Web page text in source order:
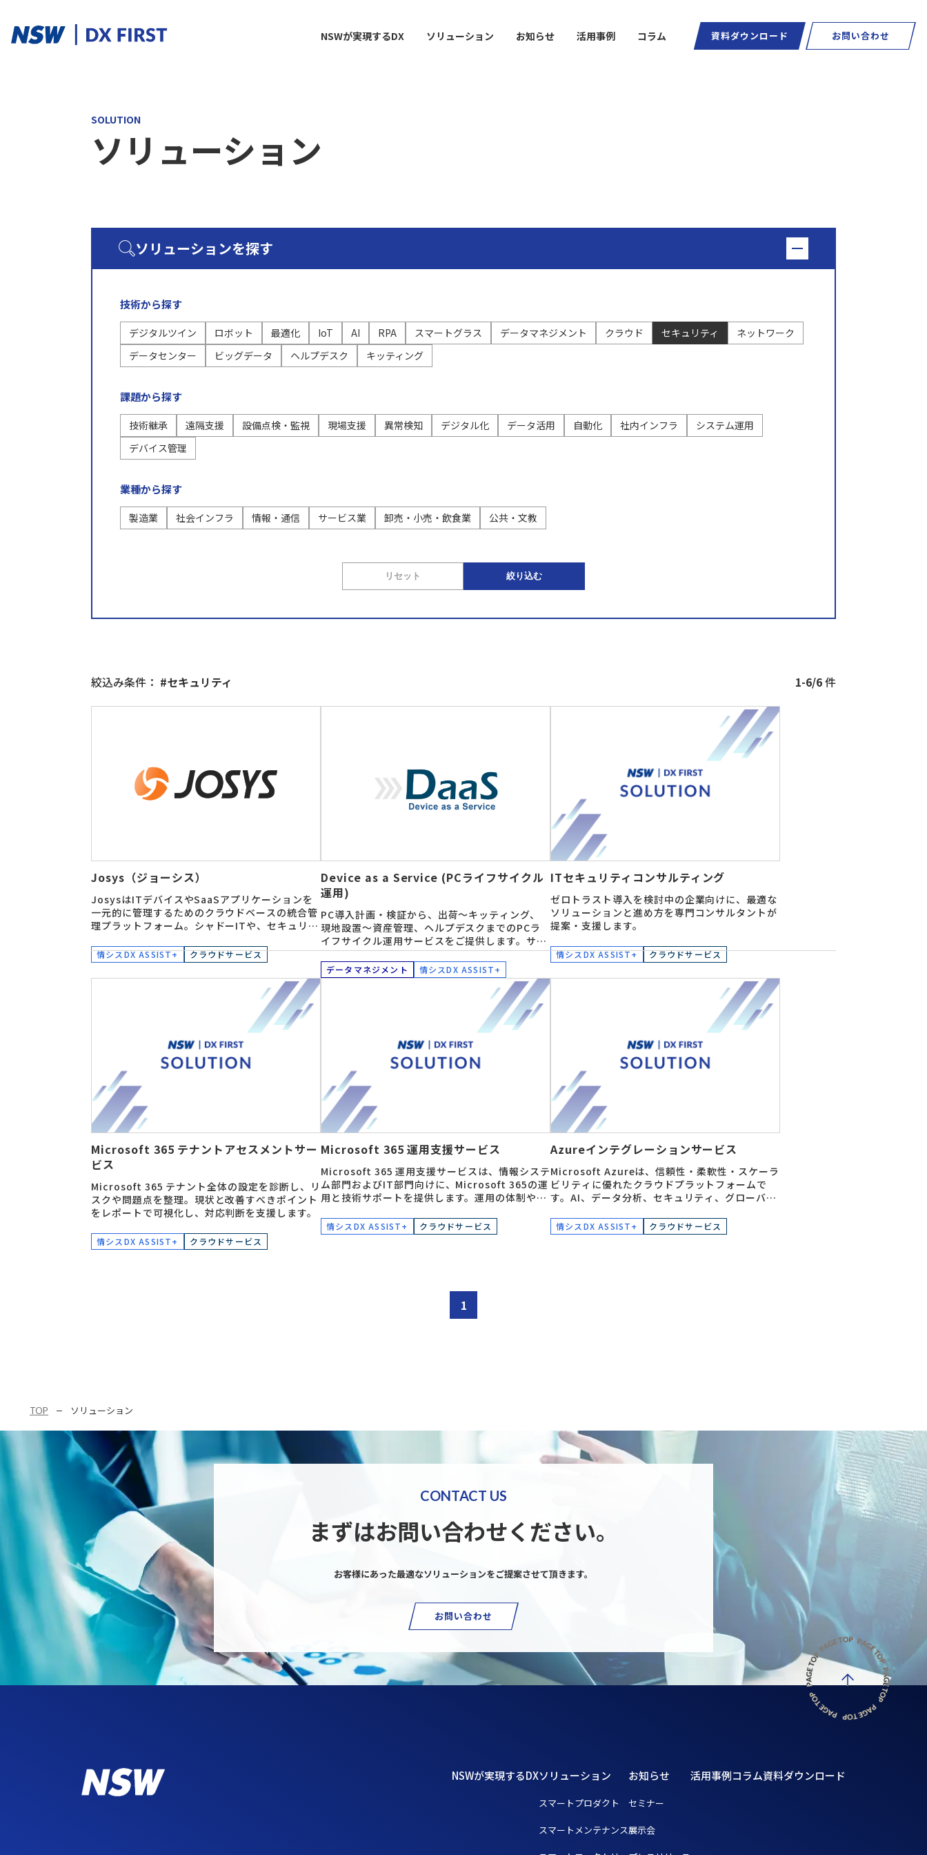
NSWが実現するDX ソリューション
ソリューションカテゴリ
スマートプロダクト スマートメンテナンススマートファクトリーAI / 分析
設備点検・監視現場支援異常検知 デジタル化 データ活用 自動化社内インフラシステム運用 デバイス管理
ロボット最適化IoT
お知らせ 活用事例 コラム 資料ダウンロード お問い合わせ
SOLUTION
ソリューション
ソリューションを探す
技術から探す
デジタルツイン ロボット 最適化 IoT AI RPA スマートグラス データマネジメント クラウド セキュリティ
ネットワーク
データセンター
ビッグデータ ヘルプデスク キッティング
課題から探す
技術継承 遠隔支援 設備点検・監視 現場支援 異常検知 デジタル化 データ活用 自動化 社内インフラ
システム運用
デバイス管理
業種から探す
製造業 社会インフラ 情報・通信 サービス業 卸売・小売・飲食業 公共・文教
リセット 絞り込む
絞込み条件： #セキュリティ 1-6/6件
Josys（ジョーシス）
JosysはITデバイスやSaaSアプリケーションを
一元的に管理するためのクラウドベースの統合管
理プラットフォーム。シャドーITや、セキュリテ
情シスDX ASSIST+ クラウドサービス
Device as a Service (PCライフサイクル
運用)
PC導入計画・検証から、出荷～キッティング、
現地設置～資産管理、ヘルプデスクまでのPCラ
イフサイクル運用サービスをご提供します。サブ
スクリプション型のDaaS（Device as a
Service）でも提供しています。
データマネジメント 情シスDX ASSIST+
ITセキュリティコンサルティング
ゼロトラスト導入を検討中の企業向けに、最適な
ソリューションと進め方を専門コンサルタントが
提案・支援します。
情シスDX ASSIST+ クラウドサービス
Microsoft 365 テナントアセスメントサー
ビス
Microsoft 365 テナント全体の設定を診断し、リ
スクや問題点を整理。現状と改善すべきポイント
をレポートで可視化し、対応判断を支援します。
情シスDX ASSIST+ クラウドサービス
Microsoft 365 運用支援サービス
Microsoft 365 運用支援サービスは、情報システ
ム部門およびIT部門向けに、Microsoft 365の運
用と技術サポートを提供します。運用の体制やコ
供し、安心して運用できる環境を整えます。
情シスDX ASSIST+ クラウドサービス
Azureインテグレーションサービス
Microsoft Azureは、信頼性・柔軟性・スケーラ
ビリティに優れたクラウドプラットフォームで
す。AI、データ分析、セキュリティ、グローバル
ューションを提供します。NSWは、Azureインフ
ラの設計、構築、導入後の保守サポートまで、ワ
情シスDX ASSIST+ クラウドサービス
1
TOP ソリューション
CONTACT US
まずはお問い合わせください。
お客様にあった最適なソリューションをご提案させて頂きます。
お問い合わせ
NSWが実現するDXソリューション
スマートプロダクト
スマートメンテナンス
お知らせ
セミナー
展示会
活用事例コラム資料ダウンロード